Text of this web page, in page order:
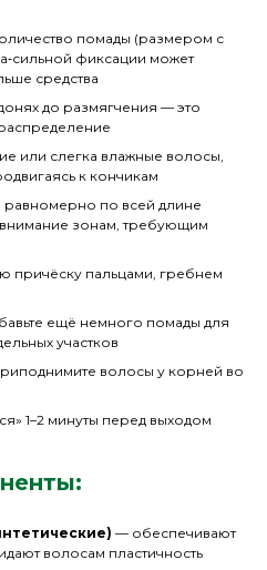
помады (размером с
фиксации может
средства
до размягчения — это
или слегка влажные волосы,
к кончикам
равномерно по всей длине
зонам, требующим
причёску пальцами, гребнем
ещё немного помады для
участков
волосы у корней во
1–2 минуты перед выходом
— обеспечивают
волосам пластичность